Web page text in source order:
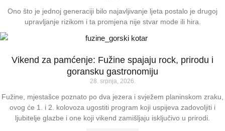
Ono što je jednoj generaciji bilo najavljivanje ljeta postalo je drugoj
upravljanje rizikom i ta promjena nije stvar mode ili hira.
Vikend za pamćenje: Fužine spajaju rock, prirodu i
goransku gastronomiju
28. srpnja, 2026.
Fužine, mjestašce poznato po dva jezera i svježem planinskom zraku,
ovog će 1. i 2. kolovoza ugostiti program koji uspijeva zadovoljiti i
ljubitelje glazbe i one koji vikend zamišljaju isključivo u prirodi.